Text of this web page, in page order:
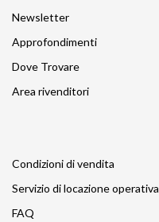
Newsletter
Approfondimenti
Dove Trovare
Area rivenditori
Condizioni di vendita
Servizio di locazione operativa
FAQ